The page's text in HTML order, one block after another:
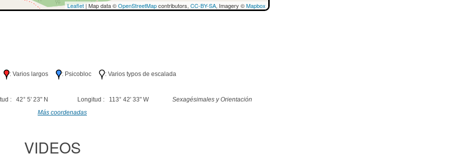
Leaflet| Map data ©OpenStreetMapcontributors, CC-BY-SA, Imagery ©Mapbox
: Varios largos : Psicobloc : Varios typos de escalada
: 42° 5' 23" N Longitud : 113° 42' 33" W
Sexagésimales y Orientación
Más coordenadas
VIDEOS